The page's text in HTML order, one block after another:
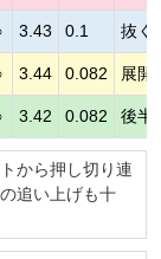
3.43 0.1 抜く
3.44 0.082 展開
3.42 0.082 後半
から押し切り連
追い上げも十